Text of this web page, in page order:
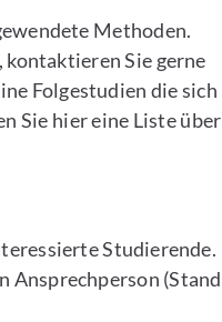
Methoden.
kontaktieren Sie gerne
Folgestudien die sich
Sie hier eine Liste über
Studierende.
Ansprechperson (Stand